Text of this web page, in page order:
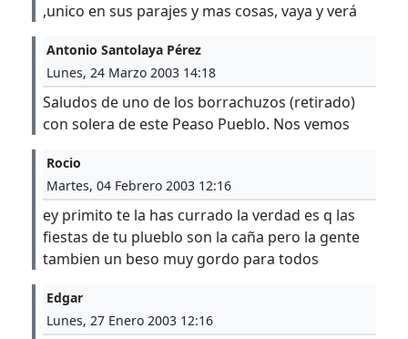
,unico en sus parajes y mas cosas, vaya y verá
Antonio Santolaya Pérez
Lunes, 24 Marzo 2003 14:18
Saludos de uno de los borrachuzos (retirado)
con solera de este Peaso Pueblo. Nos vemos
Rocio
Martes, 04 Febrero 2003 12:16
ey primito te la has currado la verdad es q las
fiestas de tu plueblo son la caña pero la gente
tambien un beso muy gordo para todos
Edgar
Lunes, 27 Enero 2003 12:16